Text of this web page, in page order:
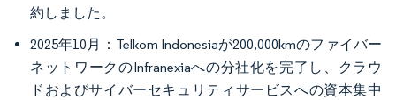
約しました。
2025年10月：Telkom Indonesiaが200,000kmのファイバー
ネットワークのInfranexiaへの分社化を完了し、クラウ
ドおよびサイバーセキュリティサービスへの資本集中